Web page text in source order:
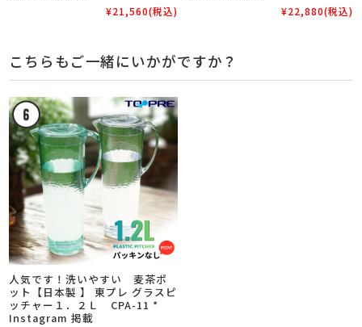
¥21,560(税込) ¥22,880(税込)
こちらもご一緒にいかがですか？
人気です！洗いやすい 麦茶ポ
ット【日本製 】 東プレ グラスピ
ッチャー１．２Ｌ CPA-11 *
Instagram 掲載